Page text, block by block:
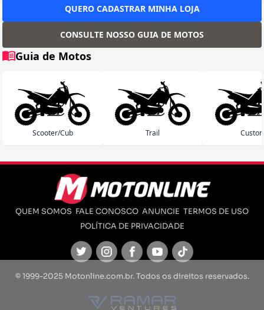
QUERO CADASTRAR MINHA LOJA
CONSULTE NOSSO GUIA DE MOTOS
Guia de Motos
Scooter/Cub Trail
QUEM SOMOS FALE CONOSCO ANUNCIE TERMOS DE USO
POLÍTICA DE PRIVACIDADE
Twitter InstagramFacebookYoutubeTikTok
© 1999-2025 Motonline.com.br. Todos os direitos reservados.